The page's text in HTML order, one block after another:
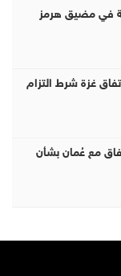
في مضيق هرمز
غزة شرط التزام
مع عُمان بشأن